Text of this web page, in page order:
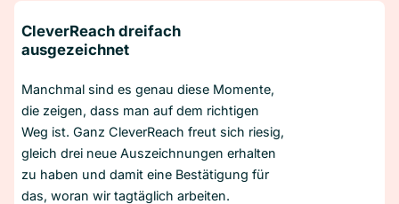
CleverReach dreifach
ausgezeichnet
Manchmal sind es genau diese Momente,
die zeigen, dass man auf dem richtigen
Weg ist. Ganz CleverReach freut sich riesig,
gleich drei neue Auszeichnungen erhalten
zu haben und damit eine Bestätigung für
das, woran wir tagtäglich arbeiten.